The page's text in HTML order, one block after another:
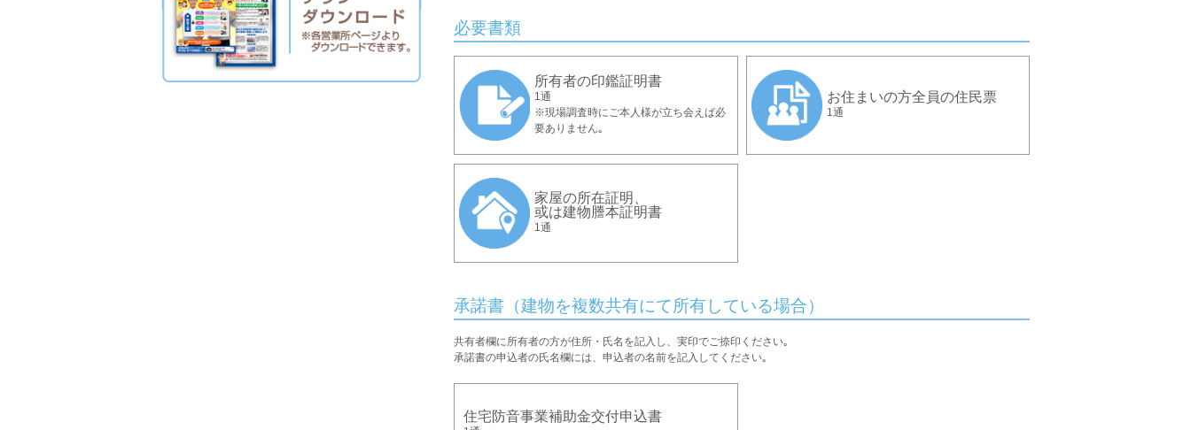
必要書類
所有者の印鑑証明書
1通
※現場調査時にご本人様が立ち会えば必
要ありません｡
お住まいの方全員の住民票
1通
家屋の所在証明、
或は建物謄本証明書
1通
承諾書（建物を複数共有にて所有している場合）
共有者欄に所有者の方が住所・氏名を記入し、実印でご捺印ください｡
承諾書の申込者の氏名欄には、申込者の名前を記入してください｡
住宅防音事業補助金交付申込書